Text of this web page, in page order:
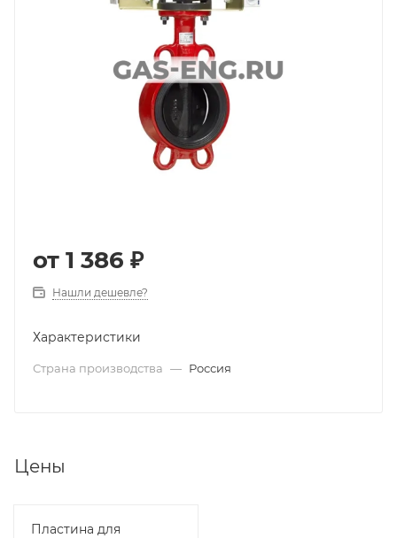
от 1 386 ₽
Нашли дешевле?
Характеристики
Страна производства — Россия
Цены
Пластина для